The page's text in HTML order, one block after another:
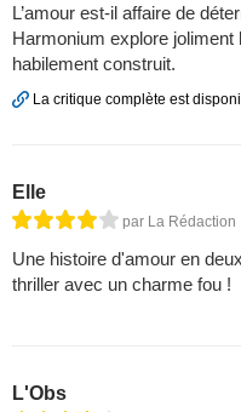
L’amour est-il affaire de
Harmonium explore
habilement construit.
La critique complète est
Elle
par La Rédaction
Une histoire d'amour en
thriller avec un charme fou !
L'Obs